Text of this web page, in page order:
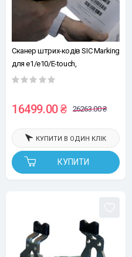
Сканер штрих-кодів SIC Marking
для e1/e10/E-touch,
бездротовий
16499.00 ₴ 26263.00 ₴
КУПИТИ
КУПИТИ В ОДИН КЛІК